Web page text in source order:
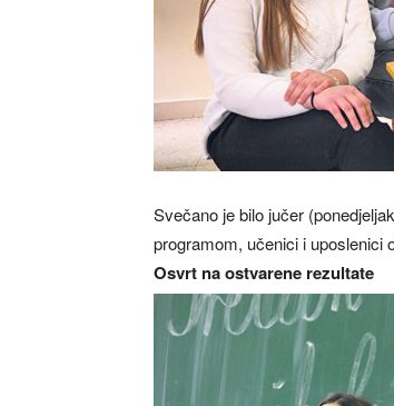
Svečano je bilo jučer
programom, učenici i uposlenici
Osvrt na ostvarene rezultate